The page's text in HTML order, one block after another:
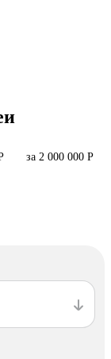
за 2 000 000 Р